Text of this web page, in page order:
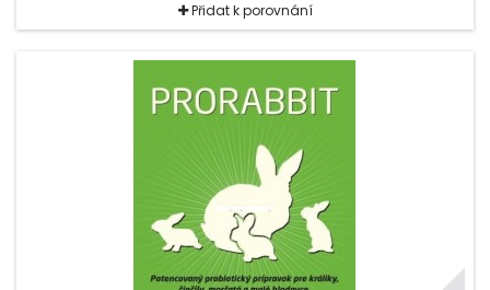
Přidat k porovnání